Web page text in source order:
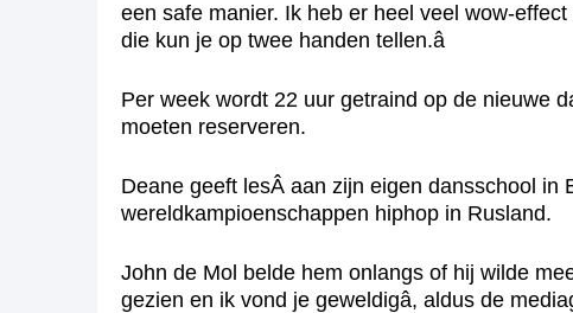
een safe manier. Ik heb er heel veel wow-
die kun je op twee handen tellen.â
Per week wordt 22 uur getraind op de nieuwe
moeten reserveren.
Deane geeft lesÂ aan zijn eigen dansschool
wereldkampioenschappen hiphop in Rusland.
John de Mol belde hem onlangs of hij wilde
gezien en ik vond je geweldigâ, aldus de